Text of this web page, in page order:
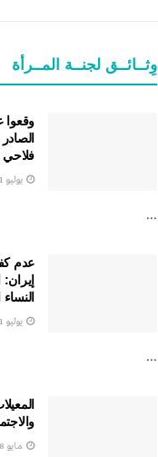
وِثــائــق لجنــة المــرأة
وقعوا
فلاحي 25 عاماً
يوليو 11, 2026
...
عدم
يوليو 11, 2026
...
مايو 18, 2026